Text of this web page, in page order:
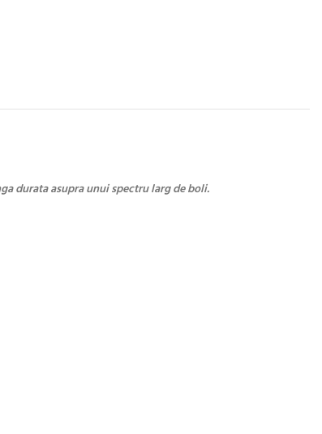
durata asupra unui spectru larg de boli.